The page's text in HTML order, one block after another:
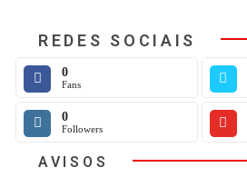
REDES SOCIAIS
0
Fans
0
Followers
AVISOS